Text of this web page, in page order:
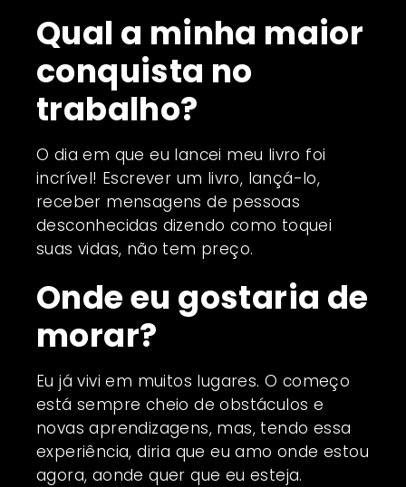
Qual a minha maior
conquista no
trabalho?
O dia em que eu lancei meu livro foi
incrível! Escrever um livro, lançá-lo,
receber mensagens de pessoas
desconhecidas dizendo como toquei
suas vidas, não tem preço.
Onde eu gostaria de
morar?
Eu já vivi em muitos lugares. O começo
está sempre cheio de obstáculos e
novas aprendizagens, mas, tendo essa
experiência, diria que eu amo onde estou
agora, aonde quer que eu esteja.